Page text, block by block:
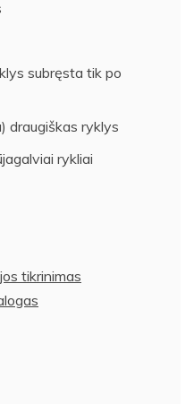
subręsta tik po
draugiškas ryklys
rykliai
tikrinimas